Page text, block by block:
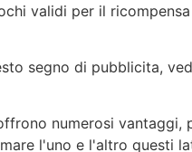
validi per il
segno di pubblicita,
numerosi vantaggi,
l'uno e l'altro questi